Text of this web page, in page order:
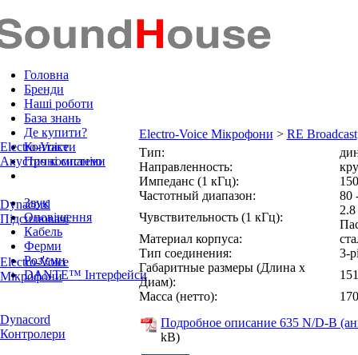
Головна
Бренди
Наші роботи
База знань
Де купити?
Контакти
Про компанію
Звук
Оповіщення
Кабель
Ферми
Роз'єми
DANTE™ Інтерфейси
Electro-Voice
Акустичні системи
Dynacord
Підсилювачі
Electro-Voice
Мікрофони
Dynacord
Контролери
Electro-Voice Мікрофони > RE Broadcast
Тип:
Направленность:
Импеданс (1 кГц):
Частотный диапазон:
80
Чувствительность (1 кГц):
Материал корпуса:
Тип соединения:
3-
Габаритные размеры (Длина x
Диам):
Масса (нетто):
Подробное описание 635 N/D-B
kB)